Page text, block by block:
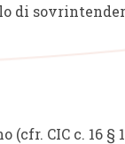
di
CIC c. 16 §